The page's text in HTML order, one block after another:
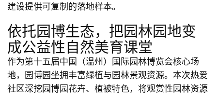
建设提供可复制的落地样本。
依托园博生态，把园林园地变
成公益性自然美育课堂
作为第十五届中国（温州）国际园林博览会核心场
地，园博园坐拥丰富绿植与园林景观资源。本次热爱
社区深挖园博园花卉、植被特色，将观赏性园林资源